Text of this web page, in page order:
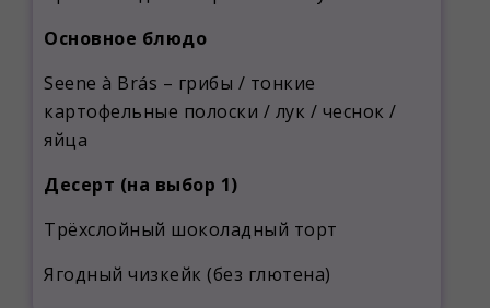
Основное блюдо
Seene à Brás – грибы / тонкие
картофельные полоски / лук / чеснок /
яйца
Десерт (на выбор 1)
Трёхслойный шоколадный торт
Ягодный чизкейк (без глютена)